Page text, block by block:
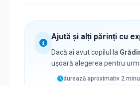
Ajută și alți părinți cu
Dacă ai avut copilul la
ușoară alegerea pentru
durează aproximativ 2